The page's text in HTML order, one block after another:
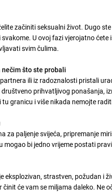
začiniti seksualni život. Dugo
svakome. U ovoj fazi vjerojatno
svim čulima.
što ste probali
ili iz radoznalosti pristali
prihvatljivog ponašanja,
granicu i više nikada nemojte
za paljenje svijeća, pripremanje
mogao bi jedno vrijeme postati
eksplozivan, strastven, požudan i
činit će vam se miljama daleko. Ne